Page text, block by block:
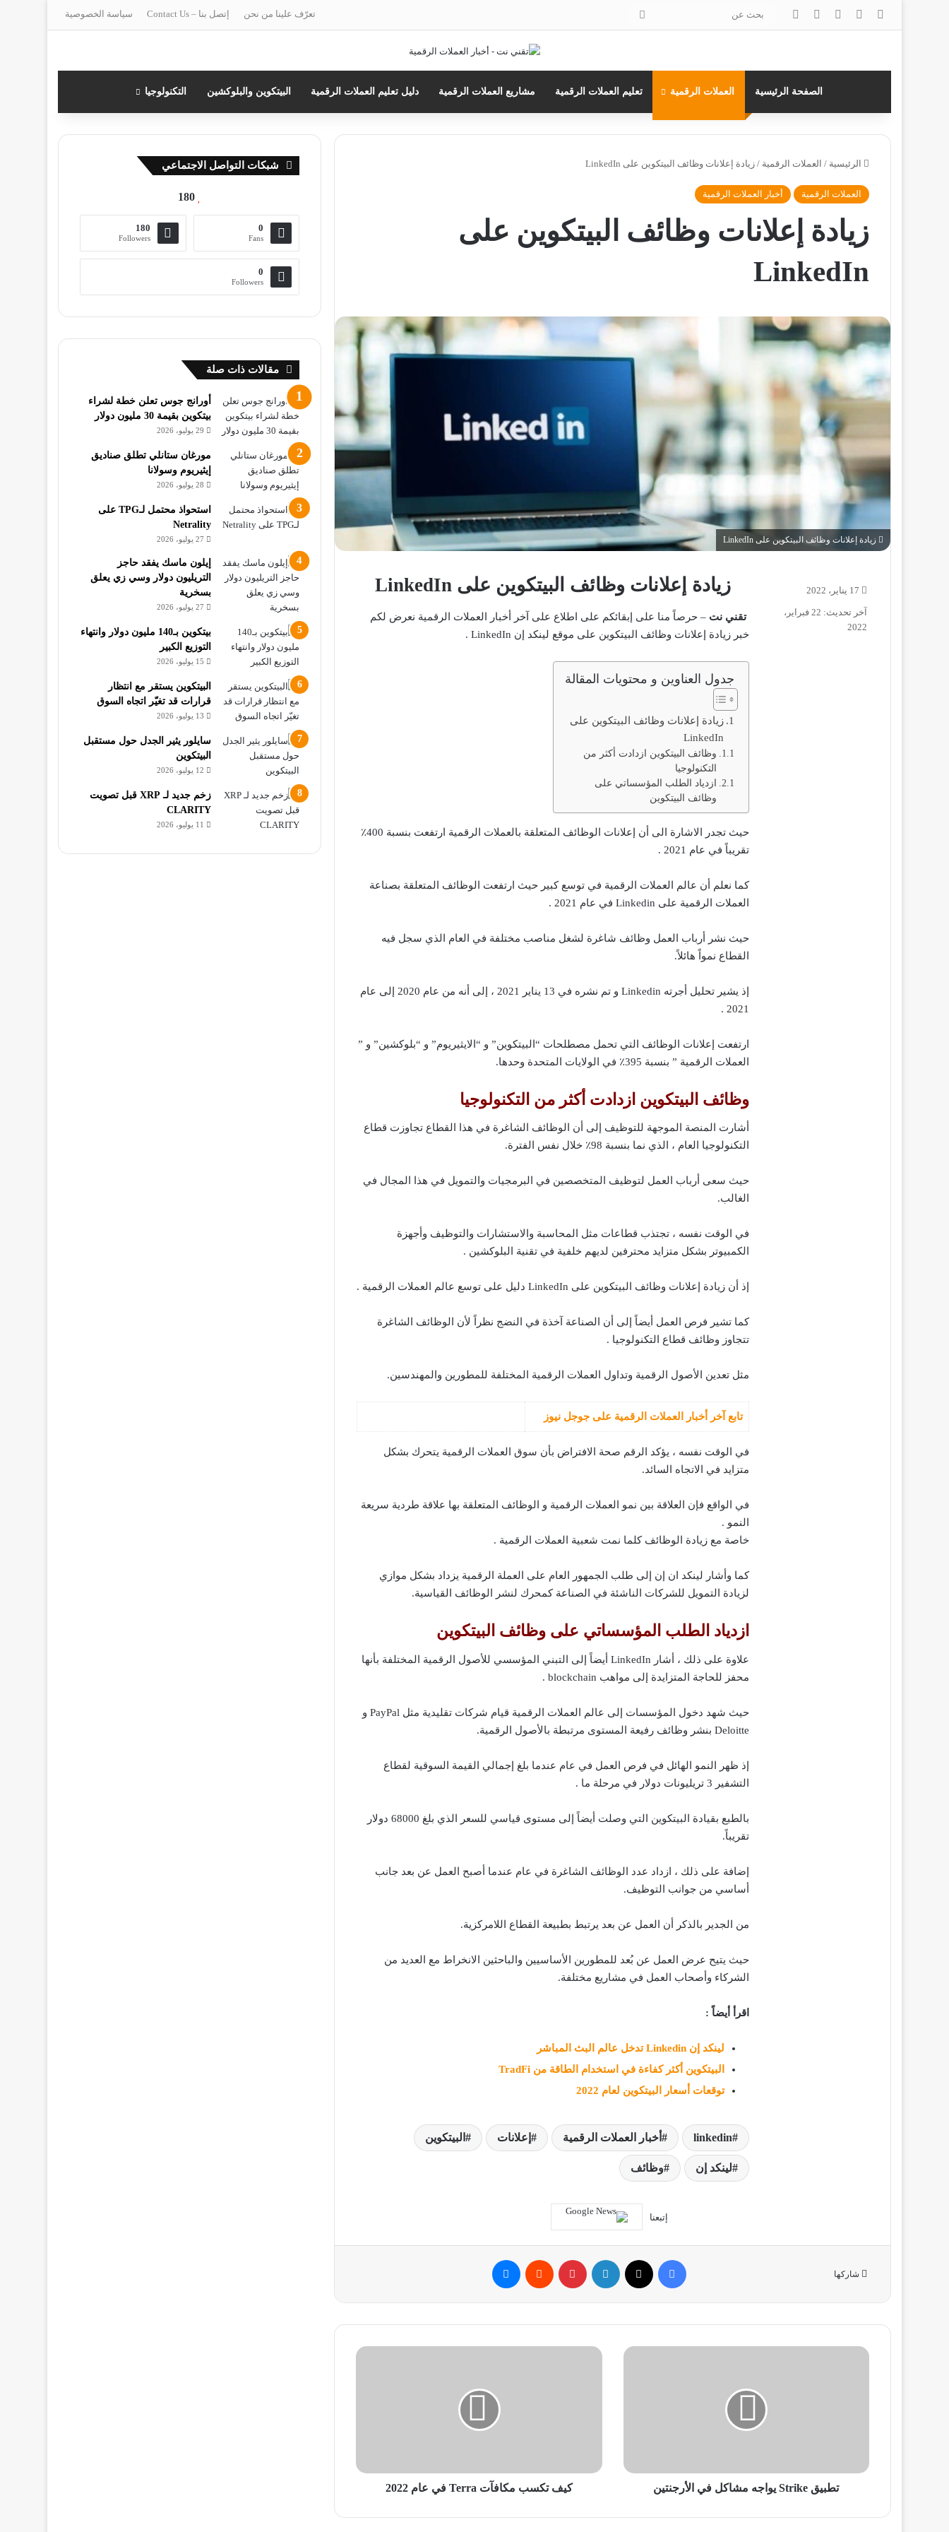
فيسبوك لينكدإن انستقرام بحث تعرّف علينا من نحن إتصل بنا – Contact Us سياسة الخصوصية
الصفحة الرئيسية العملات الرقمية تعليم العملات الرقمية مشاريع العملات الرقمية دليل تعليم العملات الرقمية البيتكوين والبلوكشين التكنولوجيا
الرئيسية / العملات الرقمية / زيادة إعلانات وظائف البيتكوين على LinkedIn
العملات الرقمية أخبار العملات الرقمية
زيادة إعلانات وظائف البيتكوين على
LinkedIn
زيادة إعلانات وظائف البيتكوين على LinkedIn
زيادة إعلانات وظائف البيتكوين على LinkedIn
تقني نت – حرصاً منا على إبقائكم على اطلاع على آخر أخبار العملات الرقمية نعرض لكم
خبر زيادة إعلانات وظائف البيتكوين على موقع لينكد إن LinkedIn .
جدول العناوين و محتويات المقالة
زيادة إعلانات وظائف البيتكوين على
LinkedIn
وظائف البيتكوين ازدادت أكثر من
التكنولوجيا
ازدياد الطلب المؤسساتي على
وظائف البيتكوين
حيث تجدر الاشارة الى أن إعلانات الوظائف المتعلقة بالعملات الرقمية ارتفعت بنسبة 400٪
تقريباً في عام 2021 .
كما نعلم أن عالم العملات الرقمية في توسع كبير حيث ارتفعت الوظائف المتعلقة بصناعة
العملات الرقمية على Linkedin في عام 2021 .
حيث نشر أرباب العمل وظائف شاغرة لشغل مناصب مختلفة في العام الذي سجل فيه
القطاع نمواً هائلاً.
إذ يشير تحليل أجرته Linkedin و تم نشره في 13 يناير 2021 ، إلى أنه من عام 2020 إلى عام
2021 .
ارتفعت إعلانات الوظائف التي تحمل مصطلحات “البيتكوين” و “الايثيريوم” و “بلوكشين” و ”
العملات الرقمية ” بنسبة 395٪ في الولايات المتحدة وحدها.
وظائف البيتكوين ازدادت أكثر من التكنولوجيا
أشارت المنصة الموجهة للتوظيف إلى أن الوظائف الشاغرة في هذا القطاع تجاوزت قطاع
التكنولوجيا العام ، الذي نما بنسبة 98٪ خلال نفس الفترة.
حيث سعى أرباب العمل لتوظيف المتخصصين في البرمجيات والتمويل في هذا المجال في
الغالب.
في الوقت نفسه ، تجتذب قطاعات مثل المحاسبة والاستشارات والتوظيف وأجهزة
الكمبيوتر بشكل متزايد محترفين لديهم خلفية في تقنية البلوكشين .
إذ أن زيادة إعلانات وظائف البيتكوين على LinkedIn دليل على توسع عالم العملات الرقمية .
كما تشير فرص العمل أيضاً إلى أن الصناعة آخذة في النضج نظراً لأن الوظائف الشاغرة
تتجاوز وظائف قطاع التكنولوجيا .
مثل تعدين الأصول الرقمية وتداول العملات الرقمية المختلفة للمطورين والمهندسين.
تابع آخر أخبار العملات الرقمية على جوجل نيوز
في الوقت نفسه ، يؤكد الرقم صحة الافتراض بأن سوق العملات الرقمية يتحرك بشكل
متزايد في الاتجاه السائد.
في الواقع فإن العلاقة بين نمو العملات الرقمية و الوظائف المتعلقة بها علاقة طردية سريعة
النمو .
خاصة مع زيادة الوظائف كلما نمت شعبية العملات الرقمية .
كما وأشار لينكد ان إن إلى طلب الجمهور العام على العملة الرقمية يزداد بشكل موازي
لزيادة التمويل للشركات الناشئة في الصناعة كمحرك لنشر الوظائف القياسية.
ازدياد الطلب المؤسساتي على وظائف البيتكوين
علاوة على ذلك ، أشار LinkedIn أيضاً إلى التبني المؤسسي للأصول الرقمية المختلفة بأنها
محفز للحاجة المتزايدة إلى مواهب blockchain .
حيث شهد دخول المؤسسات إلى عالم العملات الرقمية قيام شركات تقليدية مثل PayPal و
Deloitte بنشر وظائف رفيعة المستوى مرتبطة بالأصول الرقمية.
إذ ظهر النمو الهائل في فرص العمل في عام عندما بلغ إجمالي القيمة السوقية لقطاع
التشفير 3 تريليونات دولار في مرحلة ما .
بالطبع بقيادة البيتكوين التي وصلت أيضاً إلى مستوى قياسي للسعر الذي بلغ 68000 دولار
تقريباً.
إضافة على ذلك ، ازداد عدد الوظائف الشاغرة في عام عندما أصبح العمل عن بعد جانب
أساسي من جوانب التوظيف.
من الجدير بالذكر أن العمل عن بعد يرتبط بطبيعة القطاع اللامركزية.
حيث يتيح عرض العمل عن بُعد للمطورين الأساسيين والباحثين الانخراط مع العديد من
الشركاء وأصحاب العمل في مشاريع مختلفة.
اقرأ أيضاً :
لينكد إن Linkedin تدخل عالم البث المباشر
البيتكوين أكثر كفاءة في استخدام الطاقة من TradFi
توقعات أسعار البيتكوين لعام 2022
linkedin أخبار العملات الرقمية إعلانات البيتكوين
لينكد إن وظائف
17 يناير، 2022
آخر تحديث: 22 فبراير،
2022
إتبعنا
شاركها
فيسبوك لينكدإن بينتيريست
تطبيق
تطبيق Strike يواجه مشاكل في الأرجنتين
كيف
كيف تكسب مكافآت Terra في عام 2022
شبكات التواصل الاجتماعي
180
0
Fans
180
Followers
0
Followers
مقالات ذات صلة
أورانج جوس تعلن خطة لشراء
بيتكوين بقيمة 30 مليون دولار
29 يوليو، 2026
مورغان ستانلي تطلق صناديق
إيثيريوم وسولانا
28 يوليو، 2026
استحواذ محتمل لـTPG على
Netrality
27 يوليو، 2026
إيلون ماسك يفقد حاجز
التريليون دولار وسي زي يعلق
بسخرية
27 يوليو، 2026
بيتكوين بـ140 مليون دولار وانتهاء
التوزيع الكبير
15 يوليو، 2026
البيتكوين يستقر مع انتظار
قرارات قد تغيّر اتجاه السوق
13 يوليو، 2026
سايلور يثير الجدل حول مستقبل
البيتكوين
12 يوليو، 2026
زخم جديد لـ XRP قبل تصويت
CLARITY
11 يوليو، 2026